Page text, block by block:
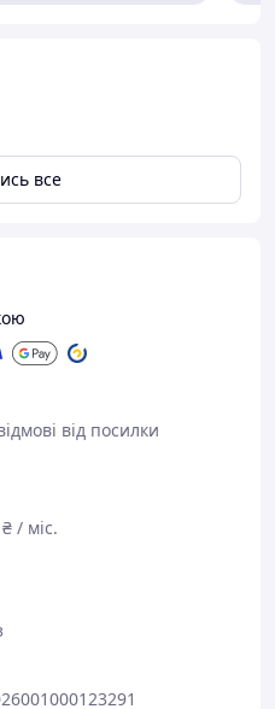
все
від посилки
/ міс.